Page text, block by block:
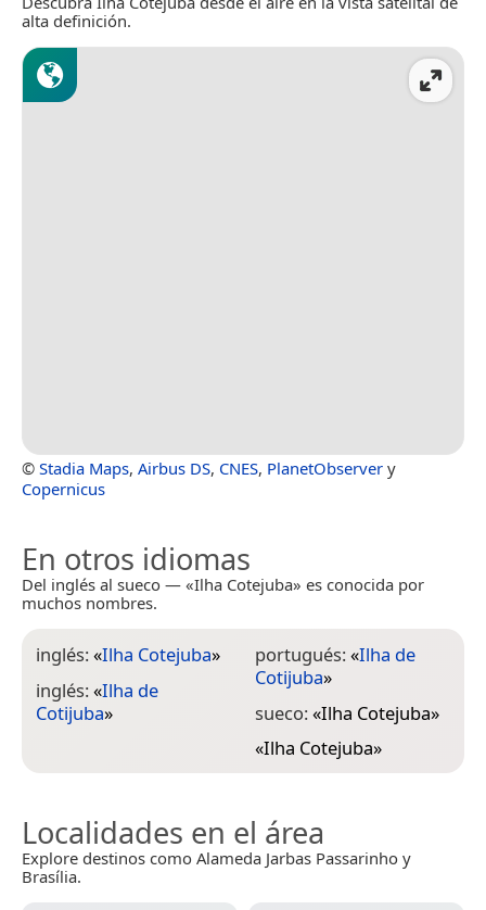
alta definición.
© Stadia Maps, Airbus DS, CNES, PlanetObserver y
Copernicus
En otros idiomas
Del inglés al sueco — «Ilha Cotejuba» es conocida por
muchos nombres.
inglés:«Ilha Cotejuba»
inglés:«Ilha de
Cotijuba»
portugués:«Ilha de
Cotijuba»
sueco:«Ilha Cotejuba»
«Ilha Cotejuba»
Localidades en el área
Explore destinos como Alameda Jarbas Passarinho y
Brasília.